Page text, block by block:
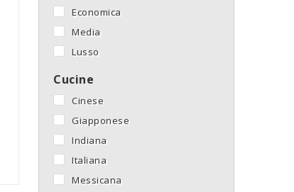
Economica
Media
Lusso
Cucine
Cinese
Giapponese
Indiana
Italiana
Messicana